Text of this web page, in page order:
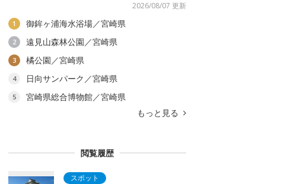
2026/08/07 更新
1 御鉾ヶ浦海水浴場／宮崎県
2 遠見山森林公園／宮崎県
3 橘公園／宮崎県
4 日向サンパーク／宮崎県
5
宮崎県総合博物館／宮崎県
もっと見る
閲覧履歴